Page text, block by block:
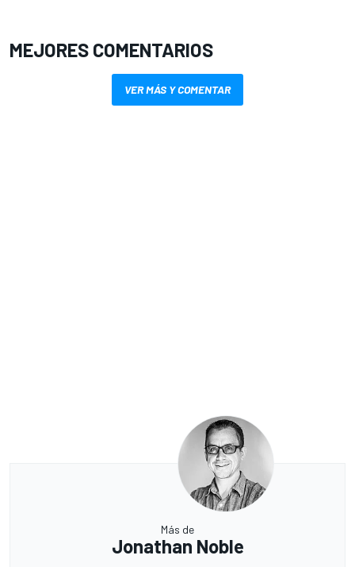
MEJORES COMENTARIOS
VER MÁS Y COMENTAR
Más de
Jonathan Noble